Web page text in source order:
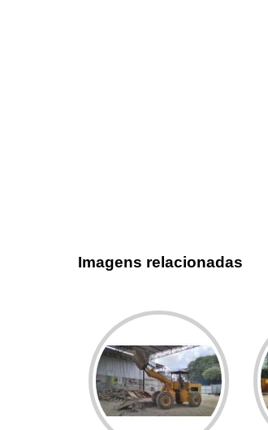
Imagens relacionadas